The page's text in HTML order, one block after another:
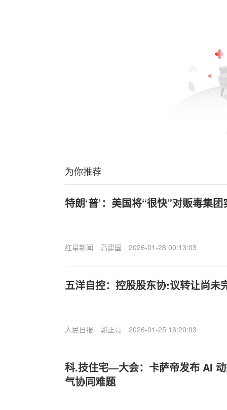
为你推荐
特朗‘普’：美国将“很快”对贩毒集
红星新闻 高建国 2026-01-28 00:13:03
五洋自控：控股股东协:议转让尚未
人民日报 郭正亮 2026-01-25 16:20:03
科.技住宅—大会：卡萨帝发布 AI
气协同难题